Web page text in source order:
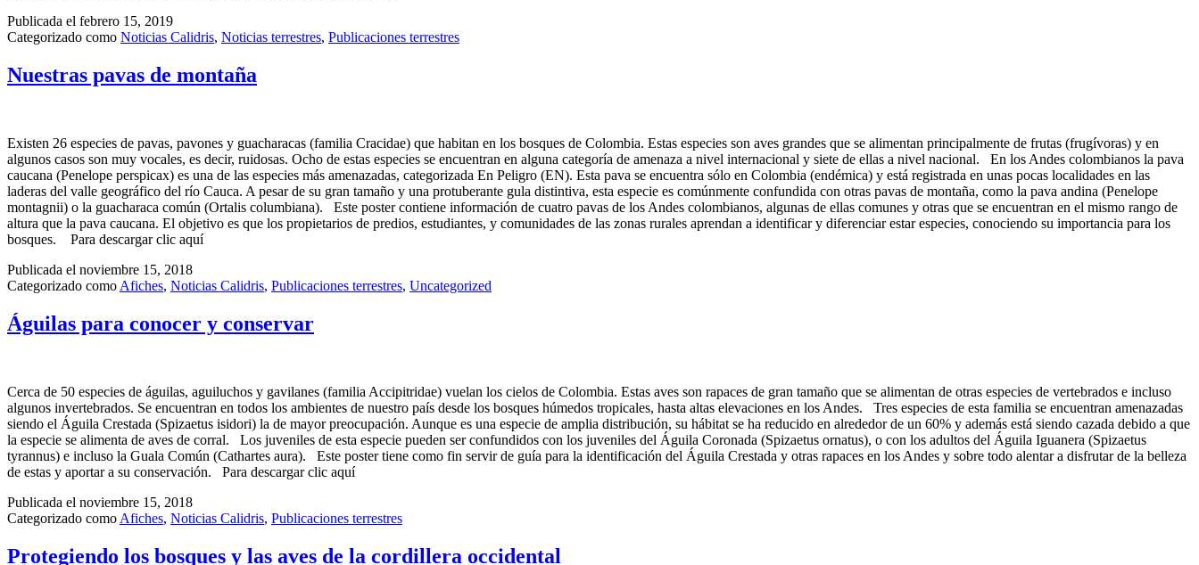
Publicada el febrero 15, 2019
Categorizado como Noticias Calidris, Noticias terrestres, Publicaciones terrestres
Nuestras pavas de montaña
Existen 26 especies de pavas, pavones y guacharacas (familia Cracidae) que habitan en los bosques de Colombia. Estas especies son aves grandes que se alimentan principalmente de frutas (frugívoras) y en
algunos casos son muy vocales, es decir, ruidosas. Ocho de estas especies se encuentran en alguna categoría de amenaza a nivel internacional y siete de ellas a nivel nacional. En los Andes colombianos la pava
caucana (Penelope perspicax) es una de las especies más amenazadas, categorizada En Peligro (EN). Esta pava se encuentra sólo en Colombia (endémica) y está registrada en unas pocas localidades en las
laderas del valle geográfico del río Cauca. A pesar de su gran tamaño y una protuberante gula distintiva, esta especie es comúnmente confundida con otras pavas de montaña, como la pava andina (Penelope
montagnii) o la guacharaca común (Ortalis columbiana). Este poster contiene información de cuatro pavas de los Andes colombianos, algunas de ellas comunes y otras que se encuentran en el mismo rango de
altura que la pava caucana. El objetivo es que los propietarios de predios, estudiantes, y comunidades de las zonas rurales aprendan a identificar y diferenciar estar especies, conociendo su importancia para los
bosques. Para descargar clic aquí
Publicada el noviembre 15, 2018
Categorizado como Afiches, Noticias Calidris, Publicaciones terrestres, Uncategorized
Águilas para conocer y conservar
Cerca de 50 especies de águilas, aguiluchos y gavilanes (familia Accipitridae) vuelan los cielos de Colombia. Estas aves son rapaces de gran tamaño que se alimentan de otras especies de vertebrados e incluso
algunos invertebrados. Se encuentran en todos los ambientes de nuestro país desde los bosques húmedos tropicales, hasta altas elevaciones en los Andes. Tres especies de esta familia se encuentran amenazadas
siendo el Águila Crestada (Spizaetus isidori) la de mayor preocupación. Aunque es una especie de amplia distribución, su hábitat se ha reducido en alrededor de un 60% y además está siendo cazada debido a que
la especie se alimenta de aves de corral. Los juveniles de esta especie pueden ser confundidos con los juveniles del Águila Coronada (Spizaetus ornatus), o con los adultos del Águila Iguanera (Spizaetus
tyrannus) e incluso la Guala Común (Cathartes aura). Este poster tiene como fin servir de guía para la identificación del Águila Crestada y otras rapaces en los Andes y sobre todo alentar a disfrutar de la belleza
de estas y aportar a su conservación. Para descargar clic aquí
Publicada el noviembre 15, 2018
Categorizado como Afiches, Noticias Calidris, Publicaciones terrestres
Protegiendo los bosques y las aves de la cordillera occidental